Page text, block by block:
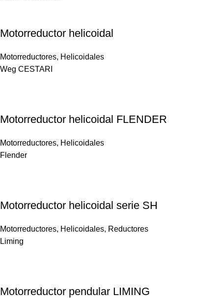
Motorreductor helicoidal
Motorreductores, Helicoidales
Weg CESTARI
Motorreductor helicoidal FLENDER
Motorreductores, Helicoidales
Flender
Motorreductor helicoidal serie SH
Motorreductores, Helicoidales, Reductores
Liming
Motorreductor pendular LIMING